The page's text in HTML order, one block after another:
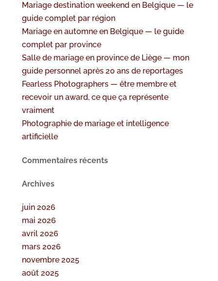
Mariage destination weekend en Belgique — le
guide complet par région
Mariage en automne en Belgique — le guide
complet par province
Salle de mariage en province de Liège — mon
guide personnel après 20 ans de reportages
Fearless Photographers — être membre et
recevoir un award, ce que ça représente
vraiment
Photographie de mariage et intelligence
artificielle
Commentaires récents
Archives
juin 2026
mai 2026
avril 2026
mars 2026
novembre 2025
août 2025